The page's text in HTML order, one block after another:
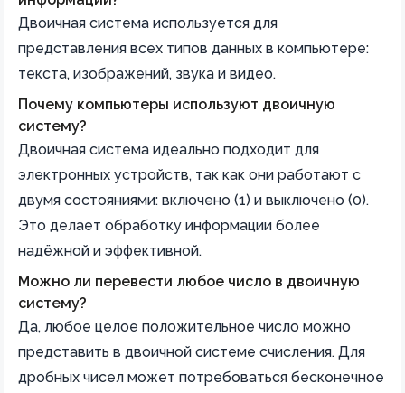
Двоичная система используется для
представления всех типов данных в компьютере:
текста, изображений, звука и видео.
Почему компьютеры используют двоичную
систему?
Двоичная система идеально подходит для
электронных устройств, так как они работают с
двумя состояниями: включено (1) и выключено (0).
Это делает обработку информации более
надёжной и эффективной.
Можно ли перевести любое число в двоичную
систему?
Да, любое целое положительное число можно
представить в двоичной системе счисления. Для
дробных чисел может потребоваться бесконечное